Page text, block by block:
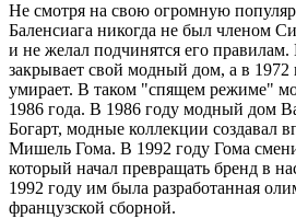
Не смотря на свою огромную
Баленсиага никогда не был членом
и не желал подчинятся его
закрывает свой модный дом, а в
умирает. В таком "спящем режиме"
1986 года. В 1986 году модный дом
Богарт, модные коллекции создавал
Мишель Гома. В 1992 году Гома
который начал превращать бренд в
1992 году им была разработанная
французской сборной.